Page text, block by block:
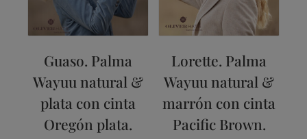
Guaso. Palma
Wayuu natural &
plata con cinta
Oregón plata.
Lorette. Palma
Wayuu natural &
marrón con cinta
Pacific Brown.